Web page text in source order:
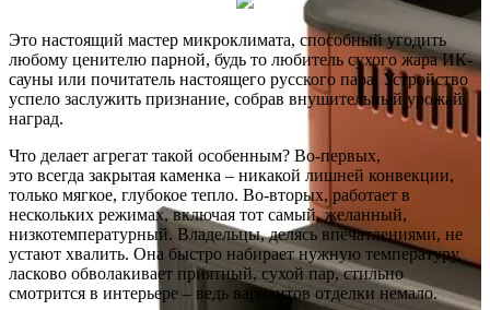
Это настоящий мастер микроклимата, способный угодить
любому ценителю парной, будь то любитель сухого жара ИК-
сауны или почитатель настоящего русского пара. Устройство
успело заслужить признание, собрав внушительный урожай
наград.
Что делает агрегат такой особенным? Во-первых,
это всегда закрытая каменка – никакой лишней конвекции,
только мягкое, глубокое тепло. Во-вторых, работает в
нескольких режимах, включая тот самый, желанный,
низкотемпературный. Владельцы, делясь впечатлениями, не
устают хвалить. Она быстро набирает нужную температуру,
ласково обволакивает приятный, сухой пар, стильно
смотрится в интерьере – ведь вариантов отделки немало.